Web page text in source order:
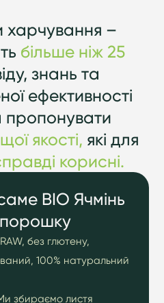
харчування –
більше ніж 25
знань та
ефективності
пропонувати
якості, які для
корисні.
BIO Ячмінь
без глютену,
100% натуральний
збираємо листя